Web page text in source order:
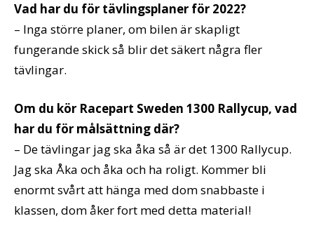
Vad har du för tävlingsplaner för 2022?
– Inga större planer, om bilen är skapligt
fungerande skick så blir det säkert några fler
tävlingar.
Om du kör Racepart Sweden 1300 Rallycup, vad
har du för målsättning där?
– De tävlingar jag ska åka så är det 1300 Rallycup.
Jag ska Åka och åka och ha roligt. Kommer bli
enormt svårt att hänga med dom snabbaste i
klassen, dom åker fort med detta material!